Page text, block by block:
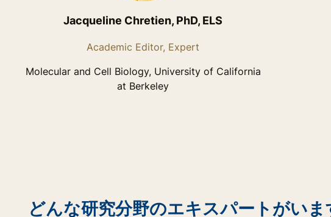
Jacqueline Chretien, PhD, ELS
Academic Editor, Expert
Molecular and Cell Biology, University of California
at Berkeley
どんな研究分野のエキスパートがいま